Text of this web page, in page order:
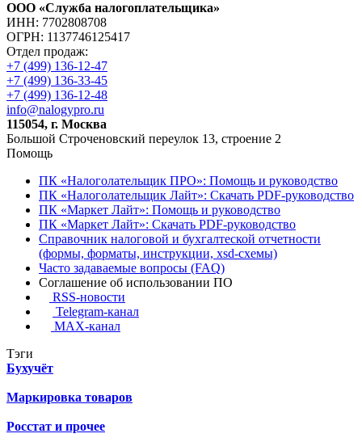
ООО «Служба налогоплательщика»
ИНН: 7702808708
ОГРН: 1137746125417
Отдел продаж:
+7 (499) 136-12-47
+7 (499) 136-33-45
+7 (499) 136-12-48
info@nalogypro.ru
115054, г. Москва
Большой Строченовский переулок 13, строение 2
Помощь
ПК «Налоголательщик ПРО»: Помощь и руководство
ПК «Налоголательщик Лайт»: Скачать PDF-руководство
ПК «Маркет Лайт»: Помощь и руководство
ПК «Маркет Лайт»: Скачать PDF-руководство
Справочник налоговой и бухгалтеской отчетности
(формы, форматы, инструкции, xsd-схемы)
Часто задаваемые вопросы (FAQ)
Соглашение об использовании ПО
RSS-новости
Telegram-канал
MAX-канал
Тэги
Бухучёт
Маркировка товаров
Росстат и прочее